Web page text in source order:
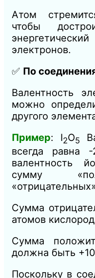
Атом
чтобы
электронов.
✅ По
Валентность
можно
другого
Пример: I2​O5
всегда равна
валентность
сумму
Сумма
атомов
Сумма
должна быть
Поскольку в